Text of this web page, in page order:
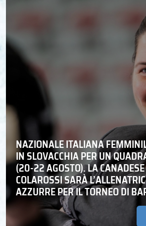
NAZIONALE ITALIANA
IN SLOVACCHIA PER UN
(20-22 AGOSTO). LA
COLAROSSI SARÀ
AZZURRE PER IL TORNEO DI